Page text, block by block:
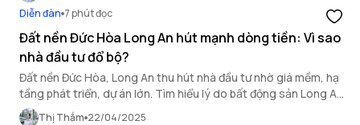
Diễn đàn 7 phút đọc
Đất nền Đức Hòa Long An hút mạnh dòng tiền: Vì sao
nhà đầu tư đổ bộ?
Đất nền Đức Hòa, Long An thu hút nhà đầu tư nhờ giá mềm, hạ
tầng phát triển, dự án lớn. Tìm hiểu lý do bất động sản Long An
bứt phá mạnh mẽ!
Thị Thắm 22/04/2025